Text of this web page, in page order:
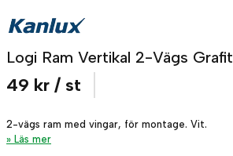
Logi Ram Vertikal 2-Vägs Grafit
49 kr / st
2-vägs ram med vingar, för montage. Vit.
Läs mer